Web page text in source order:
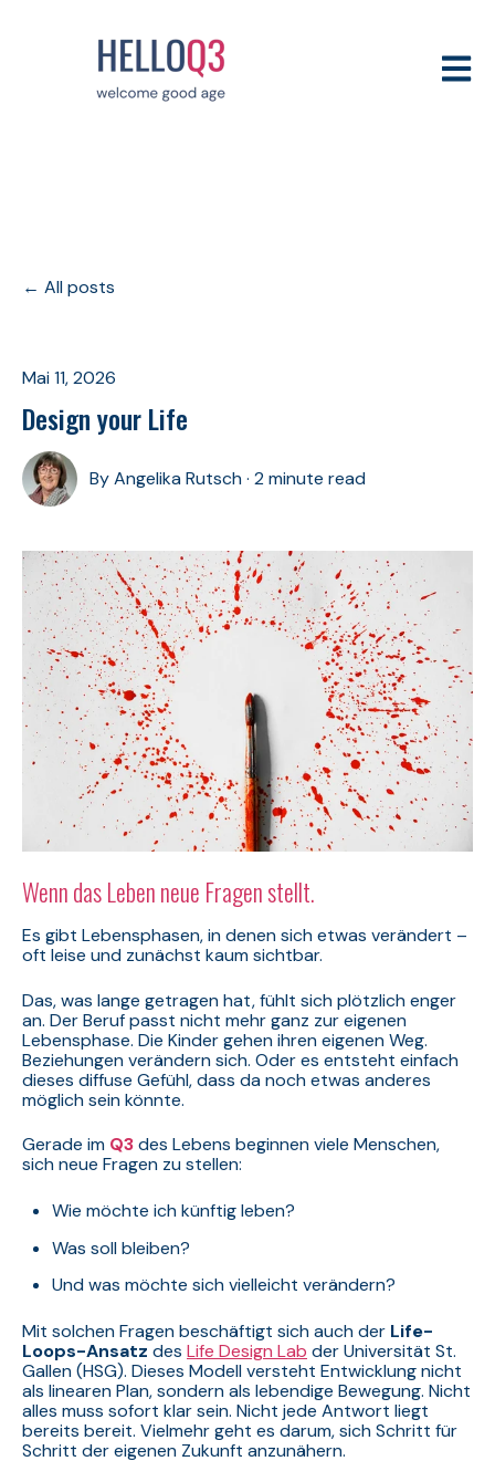
Open
All posts
Mai 11, 2026
Design your Life
ByAngelika Rutsch·2 minute read
Wenn das Leben neue Fragen stellt.
Es gibt Lebensphasen, in denen sich etwas verändert –
oft leise und zunächst kaum sichtbar.
Das, was lange getragen hat, fühlt sich plötzlich enger
an. Der Beruf passt nicht mehr ganz zur eigenen
Lebensphase. Die Kinder gehen ihren eigenen Weg.
Beziehungen verändern sich. Oder es entsteht einfach
dieses diffuse Gefühl, dass da noch etwas anderes
möglich sein könnte.
Gerade im Q3des Lebens beginnen viele Menschen,
sich neue Fragen zu stellen:
Wie möchte ich künftig leben?
Was soll bleiben?
Und was möchte sich vielleicht verändern?
Mit solchen Fragen beschäftigt sich auch der Life-
Loops-Ansatz des Life Design Lab der Universität St.
Gallen (HSG). Dieses Modell versteht Entwicklung nicht
als linearen Plan, sondern als lebendige Bewegung. Nicht
alles muss sofort klar sein. Nicht jede Antwort liegt
bereits bereit. Vielmehr geht es darum, sich Schritt für
Schritt der eigenen Zukunft anzunähern.